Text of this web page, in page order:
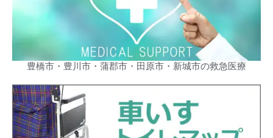
豊橋市・豊川市・蒲郡市・田原市・新城市の救急医療